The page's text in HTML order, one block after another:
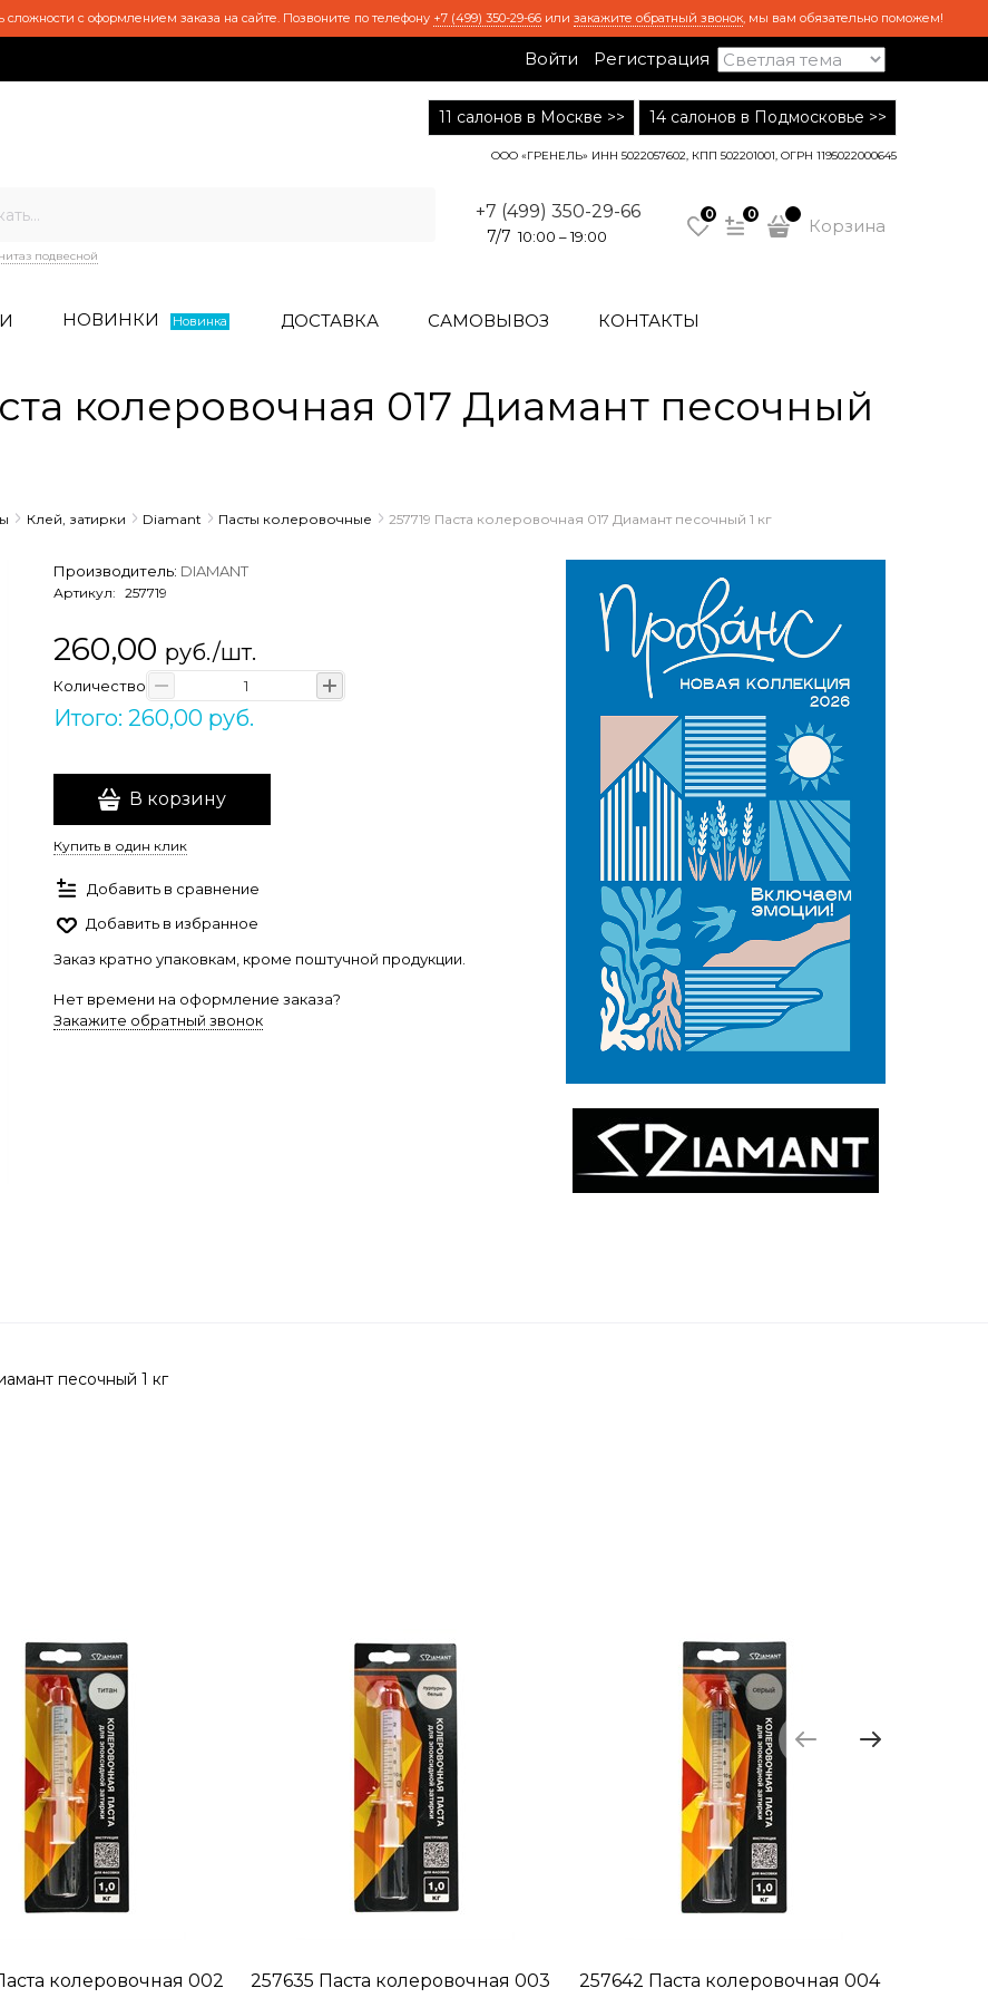
с оформлением заказа на сайте. Позвоните по телефону +7 (499) 350-29-66 или закажите обратный звонок, мы вам обязательно поможем!
Войти Регистрация
11 салонов в Москве >> 14 салонов в Подмосковье >>
ООО «ГРЕНЕЛЬ» ИНН 5022057602, КПП 502201001, ОГРН 1195022000645
подвесной
+7 (499) 350-29-66
7/7 10:00 – 19:00
0 0
Корзина
НОВИНКИ Новинка ДОСТАВКА САМОВЫВОЗ КОНТАКТЫ
колеровочная 017 Диамант песочный
Клей, затирки Diamant Пасты колеровочные 257719 Паста колеровочная 017 Диамант песочный 1 кг
Производитель: DIAMANT
Артикул: 257719
260,00 руб./шт.
Количество
Итого: 260,00 руб.
В корзину
Купить в один клик
Добавить в сравнение
Добавить в избранное
Заказ кратно упаковкам, кроме поштучной продукции.
Нет времени на оформление заказа?
Закажите обратный звонок
песочный 1 кг
колеровочная 002
257635 Паста колеровочная 003
257642 Паста колеровочная 004